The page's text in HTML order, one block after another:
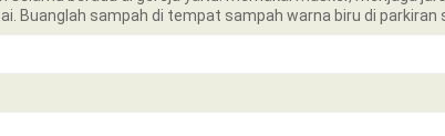
Buanglah sampah di tempat sampah warna biru di parkiran